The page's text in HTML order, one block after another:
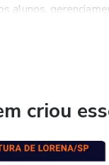
alunos,
criou